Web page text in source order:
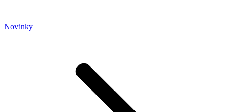
Novinky